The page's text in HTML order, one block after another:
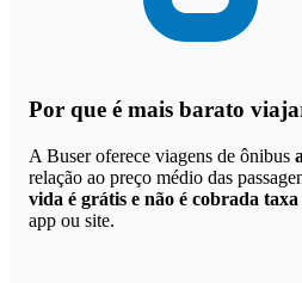
Por que é mais barato
A Buser oferece viagens de ônibus
relação ao preço médio das
vida é grátis e não é cobrada
app ou site.